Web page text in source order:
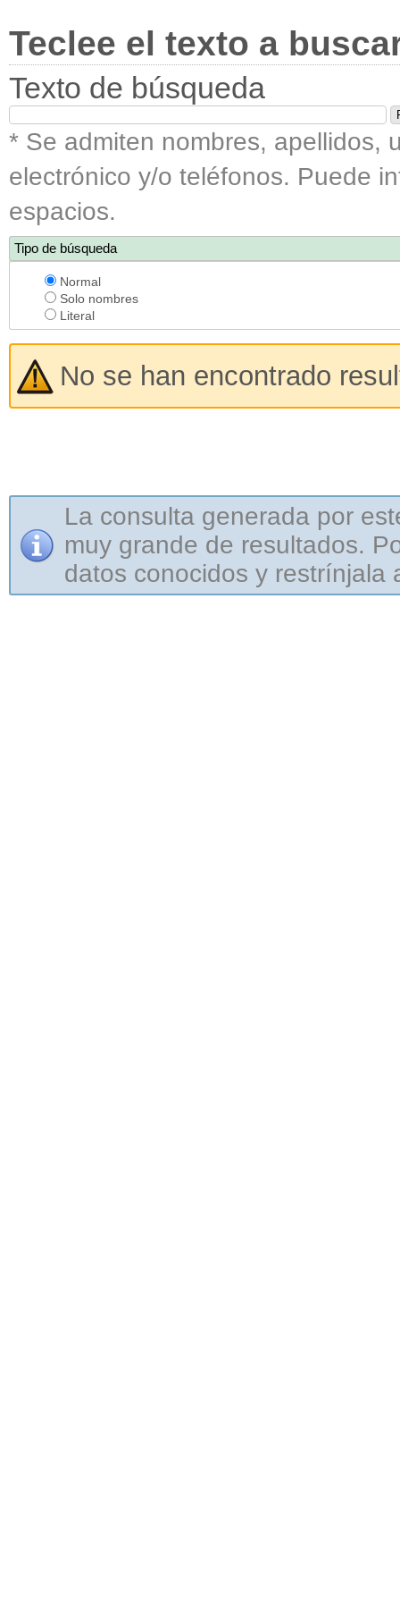
Teclee el texto a
Texto de búsqueda
* Se admiten nombres, apellidos,
electrónico y/o teléfonos. Puede
espacios.
Tipo de búsqueda
Normal
Solo nombres
Literal
No se han encontrado
La consulta generada por
muy grande de resultados.
datos conocidos y restrínjala